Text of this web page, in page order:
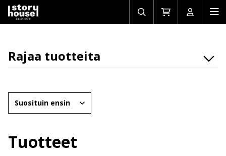
Avaa/sulje
haku
Siirry
ostoskoriin
Avaa/
Rajaa tuotteita
Osasto
Ikäryhmät
Hinta
Järjestä
Tuotteet